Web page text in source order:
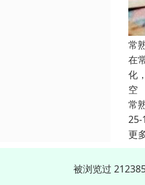
常
在
化
空
常
25-
更
被浏览过